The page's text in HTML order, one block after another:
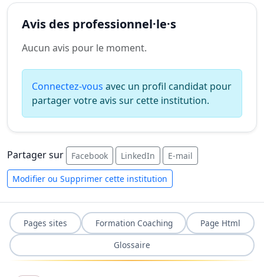
Avis des professionnel·le·s
Aucun avis pour le moment.
Connectez-vous avec un profil candidat pour
partager votre avis sur cette institution.
Partager sur Facebook LinkedIn E-mail
Modifier ou Supprimer cette institution
Pages sites Formation Coaching
Page Html
Glossaire